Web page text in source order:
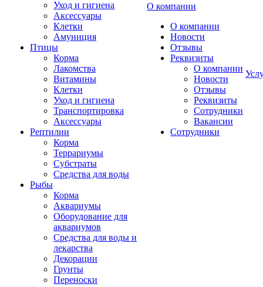
Уход и гигиена
Аксессуары
Клетки
Амуниция
Птицы
Корма
Лакомства
Витамины
Клетки
Уход и гигиена
Транспортировка
Аксессуары
Рептилии
Корма
Террариумы
Субстраты
Средства для воды
Рыбы
Корма
Аквариумы
Оборудование для
аквариумов
Средства для воды и
лекарства
Декорации
Грунты
Переноски
О компании
О компании
Новости
Отзывы
Реквизиты
О компании
Новости
Отзывы
Реквизиты
Сотрудники
Вакансии
Сотрудники